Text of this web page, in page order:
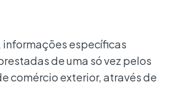
informações específicas
de uma só vez pelos
comércio exterior, através de